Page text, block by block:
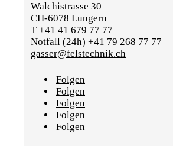
Walchistrasse 30
CH-6078 Lungern
T +41 41 679 77 77
Notfall (24h) +41 79 268 77 77
gasser@felstechnik.ch
Folgen
Folgen
Folgen
Folgen
Folgen